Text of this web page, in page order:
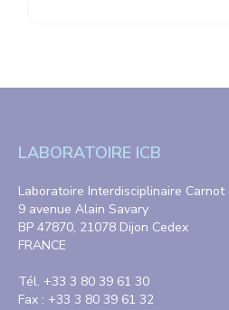
LABORATOIRE ICB
Laboratoire Interdisciplinaire Carnot
9 avenue Alain Savary
BP 47870, 21078 Dijon Cedex
FRANCE
Tél. +33 3 80 39 61 30
Fax : +33 3 80 39 61 32